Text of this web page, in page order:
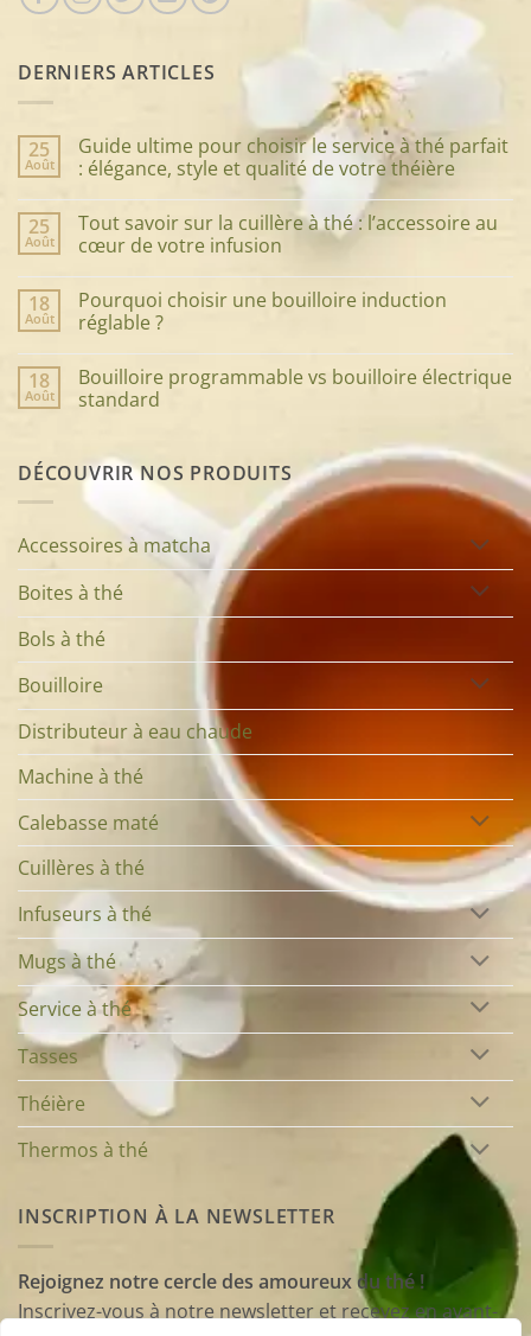
DERNIERS ARTICLES
25
Août
Guide ultime pour choisir le service à thé parfait
: élégance, style et qualité de votre théière
sur
Guide
ultime
le
service
à
élégance,
style
votre
théière
25
Août
Tout savoir sur la cuillère à thé : l’accessoire au
cœur de votre infusion
sur
Tout
savoir
cuillère
à
thé
cœur
de
votre
infusion
18
Août
Pourquoi choisir une bouilloire induction
réglable ?
sur
Pourquoi
choisir
induction
réglable
?
18
Août
Bouilloire programmable vs bouilloire électrique
standard
Bouilloire
programmable
vs
bouilloire
électrique
standard
DÉCOUVRIR NOS PRODUITS
Accessoires à matcha
Boites à thé
Bols à thé
Bouilloire
Distributeur à eau chaude
Machine à thé
Calebasse maté
Cuillères à thé
Infuseurs à thé
Mugs à thé
Service à thé
Tasses
Théière
Thermos à thé
INSCRIPTION À LA NEWSLETTER
Rejoignez notre cercle des amoureux du thé !
Inscrivez-vous à notre newsletter et recevez en avant-